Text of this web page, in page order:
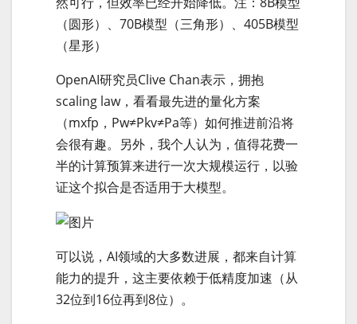
（圆形）、70B模型（三角形）、405B模型
（星形）
OpenAI研究员Clive Chan表示，拥抱
scaling law，看看最先进的量化方案
（mxfp，Pw≠Pkv≠Pa等）如何推进前沿将
会很有趣。另外，我个人认为，值得花费一
半的计算预算来进行一次大规模运行，以验
证这个拟合是否适用于大模型。
可以说，AI领域的大多数进展，都来自计算
能力的提升，这主要依赖于低精度加速（从
32位到16位再到8位）。